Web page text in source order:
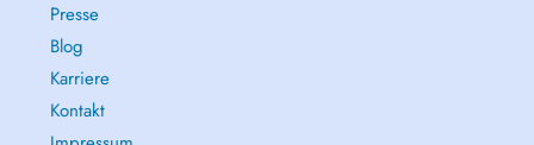
Presse
Blog
Karriere
Kontakt